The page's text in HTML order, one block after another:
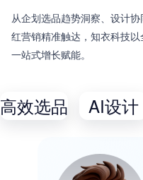
从企划选品趋势洞察、设计
红营销精准触达，知衣科技
一站式增长赋能。
高效选品 AI设计